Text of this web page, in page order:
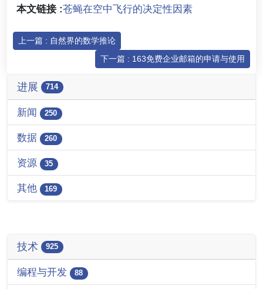
本文链接 :苍蝇在空中飞行的决定性因素
上一篇 : 自然界的数学推论
下一篇 : 163免费企业邮箱的申请与使用
进展 714
新闻 250
数据 260
资源 35
其他 169
技术 925
编程与开发 88